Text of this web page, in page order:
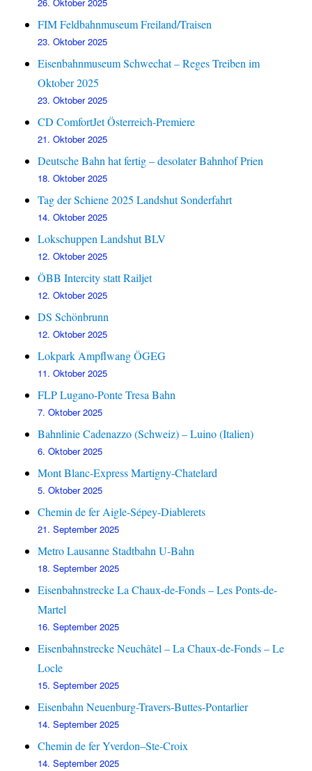
26. Oktober 2025
FIM Feldbahnmuseum Freiland/Traisen
23. Oktober 2025
Eisenbahnmuseum Schwechat – Reges Treiben im
Oktober 2025
23. Oktober 2025
CD ComfortJet Österreich-Premiere
21. Oktober 2025
Deutsche Bahn hat fertig – desolater Bahnhof Prien
18. Oktober 2025
Tag der Schiene 2025 Landshut Sonderfahrt
14. Oktober 2025
Lokschuppen Landshut BLV
12. Oktober 2025
ÖBB Intercity statt Railjet
12. Oktober 2025
DS Schönbrunn
12. Oktober 2025
Lokpark Ampflwang ÖGEG
11. Oktober 2025
FLP Lugano-Ponte Tresa Bahn
7. Oktober 2025
Bahnlinie Cadenazzo (Schweiz) – Luino (Italien)
6. Oktober 2025
Mont Blanc-Express Martigny-Chatelard
5. Oktober 2025
Chemin de fer Aigle-Sépey-Diablerets
21. September 2025
Metro Lausanne Stadtbahn U-Bahn
18. September 2025
Eisenbahnstrecke La Chaux-de-Fonds – Les Ponts-de-
Martel
16. September 2025
Eisenbahnstrecke Neuchâtel – La Chaux-de-Fonds – Le
Locle
15. September 2025
Eisenbahn Neuenburg-Travers-Buttes-Pontarlier
14. September 2025
Chemin de fer Yverdon–Ste-Croix
14. September 2025